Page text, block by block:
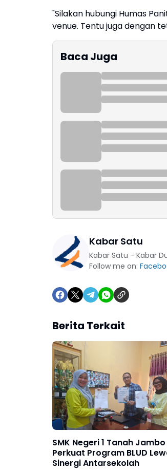
"Silakan hubungi Humas
venue. Tentu juga dengan
Baca Juga
Kabar Satu
Kabar Satu - Kabar
Follow me on:
Berita Terkait
SMK Negeri 1 Tanah
Perkuat Program BLUD
Sinergi Antarsekolah